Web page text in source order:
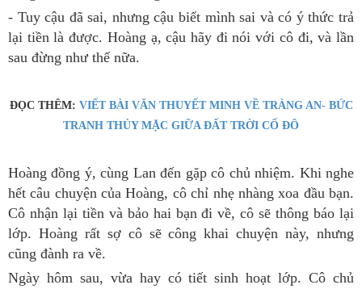
- Tuy cậu đã sai, nhưng cậu biết mình sai và có ý thức trả
lại tiền là được. Hoàng ạ, cậu hãy đi nói với cô đi, và lần
sau đừng như thế nữa.
ĐỌC THÊM: VIẾT BÀI VĂN THUYẾT MINH VỀ TRÀNG AN- BỨC
TRANH THỦY MẶC GIỮA ĐẤT TRỜI CỐ ĐÔ
Hoàng đồng ý, cùng Lan đến gặp cô chủ nhiệm. Khi nghe
hết câu chuyện của Hoàng, cô chỉ nhẹ nhàng xoa đầu bạn.
Cô nhận lại tiền và bảo hai bạn đi về, cô sẽ thông báo lại
lớp. Hoàng rất sợ cô sẽ công khai chuyện này, nhưng
cũng đành ra về.
Ngày hôm sau, vừa hay có tiết sinh hoạt lớp. Cô chủ